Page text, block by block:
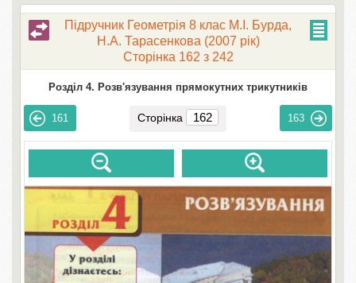
Підручник Геометрія 8 клас М.І. Бурда,
Н.А. Тарасенкова (2007 рік)
Сторінка 162 з 242
Розділ 4. Розв'язування прямокутних трикутників
161 Сторінка 163